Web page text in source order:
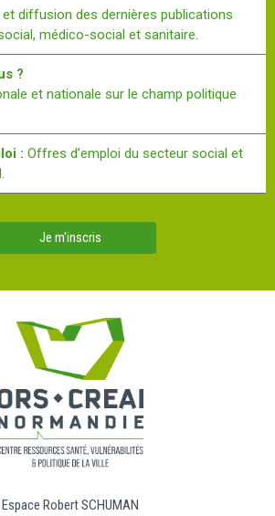
diffusion des dernières publications
médico-social et sanitaire.
?
et nationale sur le champ politique
: Offres d’emploi du secteur social et
Je m'inscris
Espace Robert SCHUMAN